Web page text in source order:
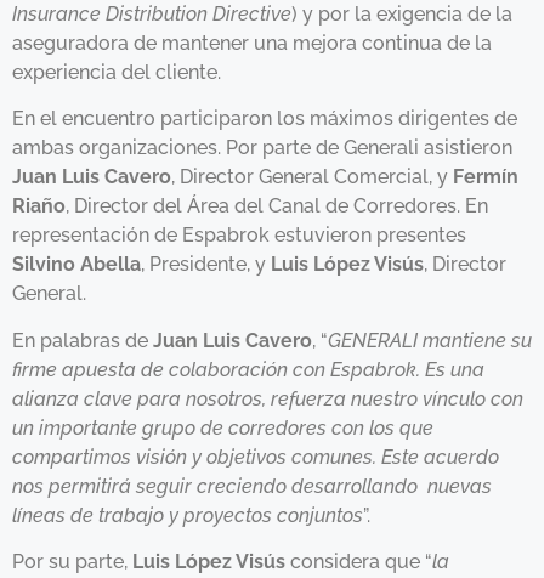
Insurance Distribution Directive) y por la exigencia de la
aseguradora de mantener una mejora continua de la
experiencia del cliente.
En el encuentro participaron los máximos dirigentes de
ambas organizaciones. Por parte de Generali asistieron
Juan Luis Cavero, Director General Comercial, y Fermín
Riaño, Director del Área del Canal de Corredores. En
representación de Espabrok estuvieron presentes
Silvino Abella, Presidente, y Luis López Visús, Director
General.
En palabras de Juan Luis Cavero, “GENERALI mantiene su
firme apuesta de colaboración con Espabrok. Es una
alianza clave para nosotros, refuerza nuestro vínculo con
un importante grupo de corredores con los que
compartimos visión y objetivos comunes. Este acuerdo
nos permitirá seguir creciendo desarrollando nuevas
líneas de trabajo y proyectos conjuntos”.
Por su parte, Luis López Visús considera que “la